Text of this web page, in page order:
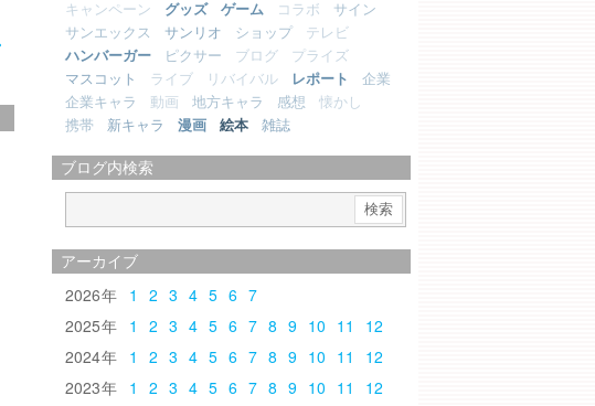
キャンペーン
グッズ ゲーム コラボ
サイン
サンエックス
サンリオ ショップ
テレビ
ハンバーガー
ピクサー ブログ
プライズ
マスコット
ライブ リバイバル レポート
企業
企業キャラ
動画 地方キャラ 感想
懐かし
携帯
新キャラ 漫画 絵本 雑誌
ブログ内検索
アーカイブ
2026 1 2 3 4 5 6 7
2025
1 2 3 4 5 6 7 8 9 10 11
12
2024
1 2 3 4 5 6 7 8 9 10 11
12
2023
1 2 3 4 5 6 7 8 9 10 11
12